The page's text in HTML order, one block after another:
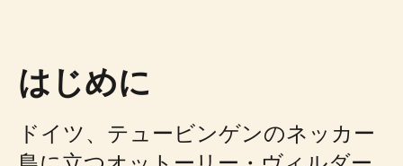
はじめに
ドイツ、テュービンゲンのネッカー